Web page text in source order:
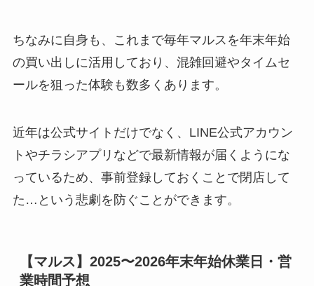
ちなみに自身も、これまで毎年マルスを年末年始
の買い出しに活用しており、混雑回避やタイムセ
ールを狙った体験も数多くあります。
近年は公式サイトだけでなく、LINE公式アカウン
トやチラシアプリなどで最新情報が届くようにな
っているため、事前登録しておくことで閉店して
た…という悲劇を防ぐことができます。
【マルス】2025〜2026年末年始休業日・営
業時間予想